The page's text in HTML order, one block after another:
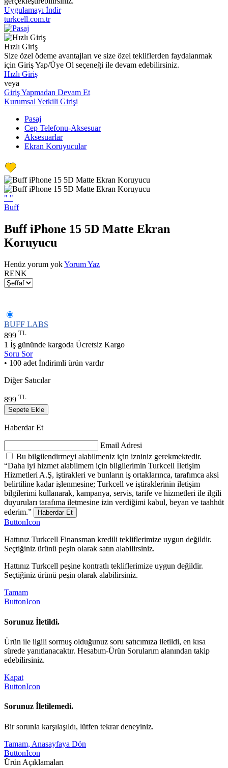
Uygulamayı İndir
turkcell.com.tr
Hızlı Giriş
Size özel ödeme avantajları ve size özel tekliflerden faydalanmak
için Giriş Yap/Üye Ol seçeneği ile devam edebilirsiniz.
Hızlı Giriş
veya
Giriş Yapmadan Devam Et
Kurumsal Yetkili Girişi
Pasaj
Cep Telefonu-Aksesuar
Aksesuarlar
Ekran Koruyucular
" "
Buff
Buff iPhone 15 5D Matte Ekran
Koruyucu
Henüz yorum yokYorum Yaz
RENK
BUFF LABS
899 TL
1 İş gününde kargoda Ücretsiz Kargo
Soru Sor
• 100 adet İndirimli ürün vardır
Diğer Satıcılar
899 TL
Sepete Ekle
Haberdar Et
Email Adresi
Bu bilgilendirmeyi alabilmeniz için izniniz gerekmektedir.
“Daha iyi hizmet alabilmem için bilgilerimin Turkcell İletişim
Hizmetleri A.Ş, iştirakleri ve bunların iş ortaklarınca, tarafımca aksi
belirtiline kadar işlenmesine; Turkcell ve iştiraklerinin iletişim
bilgilerimi kullanarak, kampanya, servis, tarife ve hizmetleri ile ilgili
duyuruları tarafıma iletmesine izin verdiğimi kabul, beyan ve taahhüt
ederim.”
Haberdar Et
ButtonIcon
Hattınız Turkcell Finansman kredili tekliflerimize uygun değildir.
Seçtiğiniz ürünü peşin olarak satın alabilirsiniz.
Hattınız Turkcell peşine kontratlı tekliflerimize uygun değildir.
Seçtiğiniz ürünü peşin olarak alabilirsiniz.
Tamam
ButtonIcon
Sorunuz İletildi.
Ürün ile ilgili sormuş olduğunuz soru satıcımıza iletildi, en kısa
sürede yanıtlanacaktır. Hesabım-Ürün Sorularım alanından takip
edebilirsiniz.
Kapat
ButtonIcon
Sorunuz İletilemedi.
Bir sorunla karşılaşıldı, lütfen tekrar deneyiniz.
Tamam, Anasayfaya Dön
ButtonIcon
Ürün Açıklamaları